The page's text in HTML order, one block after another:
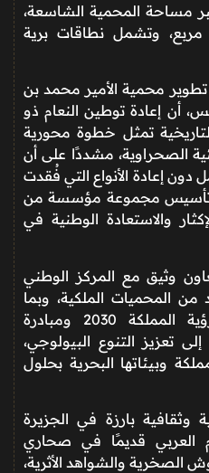
مساحة المحمية الشاسعة،
كيلومتر مربع، وتشمل نطاقات برية
تطوير محمية الأمير محمد بن
أن إعادة توطين النعام ذو
تمثل خطوة محورية
الصحراوية، مشددًا على أن
دون إعادة الأنواع التي فُقدت
أن تأسيس مجموعة مؤسسة من
والاستعادة الوطنية في
وثيق مع المركز الوطني
من المحميات الملكية، وبما
ينسجم مع مستهدفات رؤية المملكة 2030 ومبادرة
تعزيز التنوع البيولوجي،
المملكة وبيئاتها البحرية بحلول
وثقافية بارزة في الجزيرة
العربي قديمًا في صحاري
الصخرية والشواهد الأثرية،